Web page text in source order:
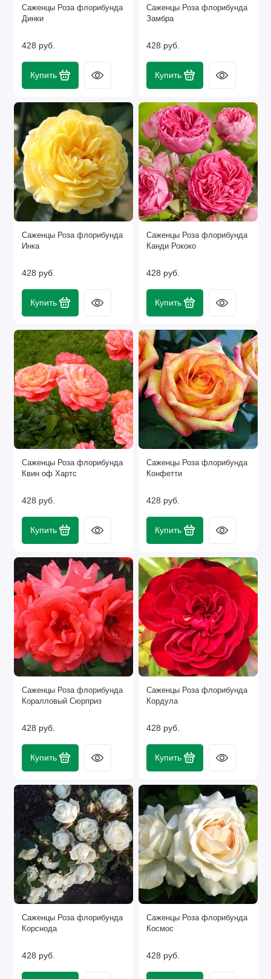
Саженцы Роза флорибунда
Динки
428 руб.
Купить
Саженцы Роза флорибунда
Замбра
428 руб.
Купить
Саженцы Роза флорибунда
Инка
428 руб.
Купить
Саженцы Роза флорибунда
Канди Рококо
428 руб.
Купить
Саженцы Роза флорибунда
Квин оф Хартс
428 руб.
Купить
Саженцы Роза флорибунда
Конфетти
428 руб.
Купить
Саженцы Роза флорибунда
Коралловый Сюрприз
428 руб.
Купить
Саженцы Роза флорибунда
Кордула
428 руб.
Купить
Саженцы Роза флорибунда
Корснода
428 руб.
Саженцы Роза флорибунда
Космос
428 руб.